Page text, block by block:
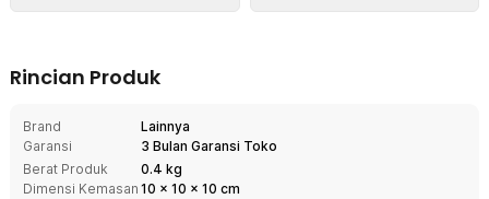
Rincian Produk
Brand
Lainnya
Garansi
3 Bulan Garansi Toko
Berat Produk
0.4 kg
Dimensi Kemasan 10 x 10 x 10 cm